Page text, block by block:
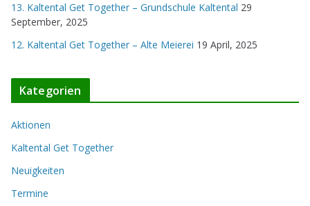
13. Kaltental Get Together – Grundschule Kaltental 29
September, 2025
12. Kaltental Get Together – Alte Meierei 19 April, 2025
Kategorien
Aktionen
Kaltental Get Together
Neuigkeiten
Termine